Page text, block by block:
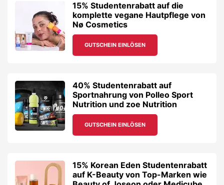
15% Studentenrabatt auf die
komplette vegane Hautpflege von
Nø Cosmetics
GUTSCHEIN EINLÖSEN
40% Studentenrabatt auf
Sportnahrung von Polleo Sport
Nutrition und zoe Nutrition
GUTSCHEIN EINLÖSEN
15% Korean Eden Studentenrabatt
auf K-Beauty von Top-Marken wie